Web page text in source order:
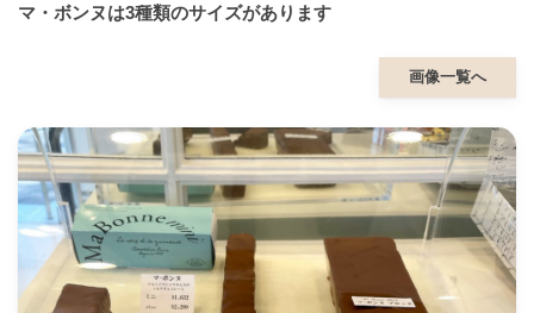
マ・ボンヌは3種類のサイズがあります
画像一覧へ